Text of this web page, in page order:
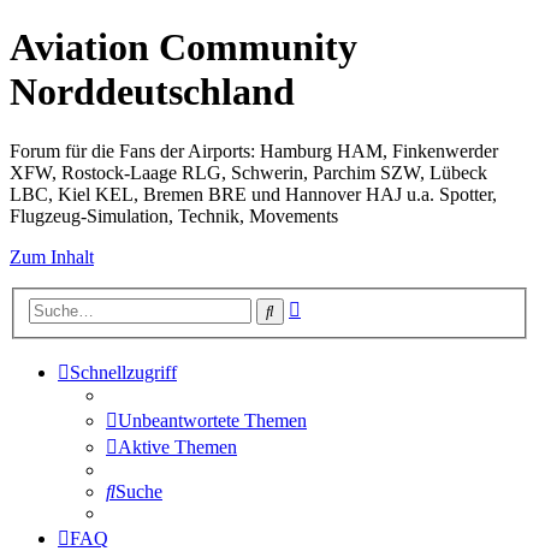
Aviation Community
Norddeutschland
Forum für die Fans der Airports: Hamburg HAM, Finkenwerder
XFW, Rostock-Laage RLG, Schwerin, Parchim SZW, Lübeck
LBC, Kiel KEL, Bremen BRE und Hannover HAJ u.a. Spotter,
Flugzeug-Simulation, Technik, Movements
Zum Inhalt
Suche
Schnellzugriff
Unbeantwortete Themen
Aktive Themen
Suche
FAQ